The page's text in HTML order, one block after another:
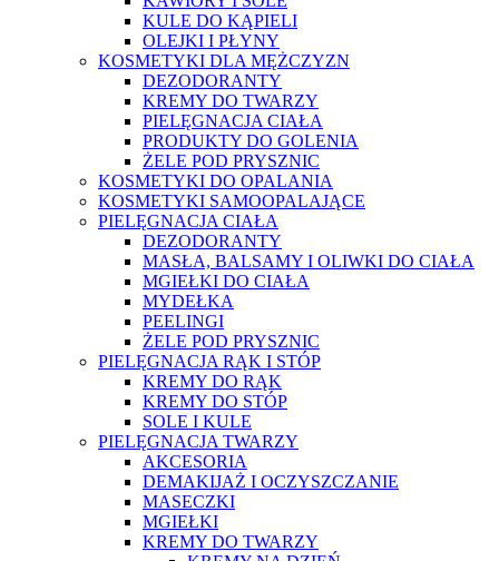
KULE DO KĄPIELI
OLEJKI I PŁYNY
KOSMETYKI DLA MĘŻCZYZN
DEZODORANTY
KREMY DO TWARZY
PIELĘGNACJA CIAŁA
PRODUKTY DO GOLENIA
ŻELE POD PRYSZNIC
KOSMETYKI DO OPALANIA
KOSMETYKI SAMOOPALAJĄCE
PIELĘGNACJA CIAŁA
DEZODORANTY
MASŁA, BALSAMY I OLIWKI DO CIAŁA
MGIEŁKI DO CIAŁA
MYDEŁKA
PEELINGI
ŻELE POD PRYSZNIC
PIELĘGNACJA RĄK I STÓP
KREMY DO RĄK
KREMY DO STÓP
SOLE I KULE
PIELĘGNACJA TWARZY
AKCESORIA
DEMAKIJAŻ I OCZYSZCZANIE
MASECZKI
MGIEŁKI
KREMY DO TWARZY